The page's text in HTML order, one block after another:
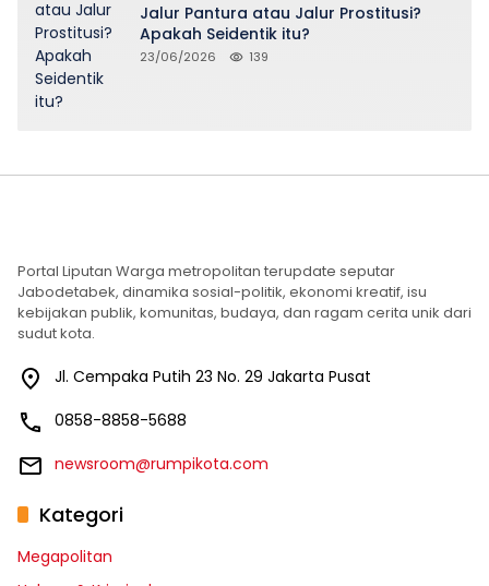
Jalur Pantura atau Jalur Prostitusi?
Apakah Seidentik itu?
23/06/2026 139
Portal Liputan Warga metropolitan terupdate seputar
Jabodetabek, dinamika sosial-politik, ekonomi kreatif, isu
kebijakan publik, komunitas, budaya, dan ragam cerita unik dari
sudut kota.
Jl. Cempaka Putih 23 No. 29 Jakarta Pusat
0858-8858-5688
newsroom@rumpikota.com
Kategori
Megapolitan